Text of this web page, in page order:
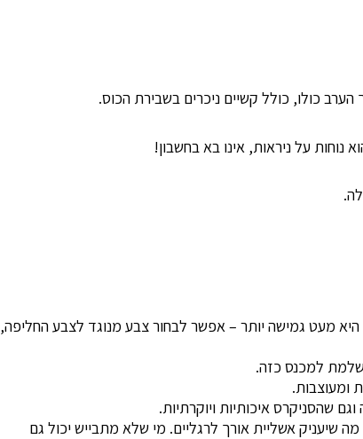
כולו, כולל קשיים ניכרים בשבירת הכוס.
נוחות על ניראות, אינו בא בחשבון!
מעט גמישה יותר – אפשר לבחור צבע מנוגד לצבע החליפה,
למכנס כזה.
ומעוצבות.
שהסניקרס איכותיות ויוקרתיות.
שיעניק אשליית אורך לרגליים. מי שלא מתבייש יכול גם
גרביים